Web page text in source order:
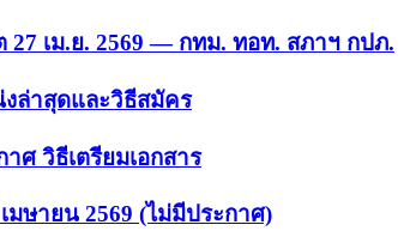
27 เม.ย. 2569 — กทม. ทอท. สภาฯ กปภ.
ล่าสุดและวิธีสมัคร
ศ วิธีเตรียมเอกสาร
มษายน 2569 (ไม่มีประกาศ)